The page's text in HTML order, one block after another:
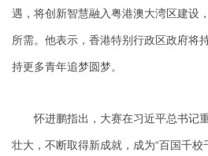
遇，将创新智慧融入粤港澳大湾区建设
所需。他表示，香港特别行政区政府将
持更多青年追梦圆梦。
怀进鹏指出，大赛在习近平总书记
壮大，不断取得新成就，成为“百国千校